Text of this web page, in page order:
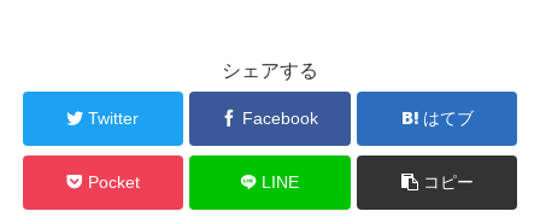
シェアする
Twitter Facebook はてブ
Pocket LINE コピー